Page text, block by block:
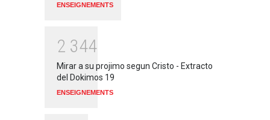
ENSEIGNEMENTS
2 344
Mirar a su projimo segun Cristo - Extracto
del Dokimos 19
ENSEIGNEMENTS